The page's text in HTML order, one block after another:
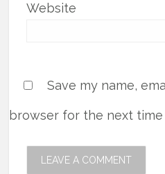
Website
Save my name,
browser for the next time